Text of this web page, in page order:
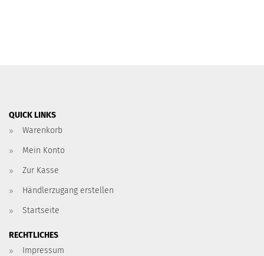
QUICK LINKS
Warenkorb
Mein Konto
Zur Kasse
Händlerzugang erstellen
Startseite
RECHTLICHES
Impressum